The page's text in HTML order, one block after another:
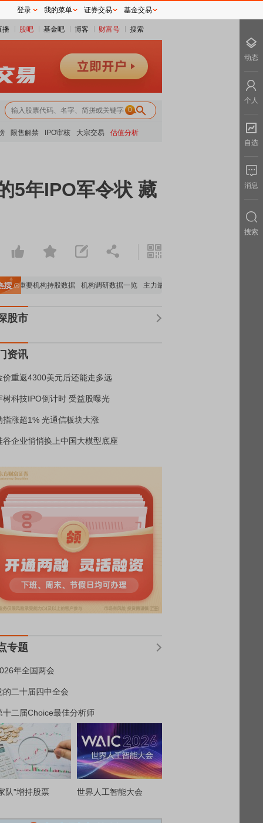
播 股吧 基金吧 博客 财富号 搜索
0
限售解禁 IPO审核 大宗交易 估值分析
5年IPO军令状 藏
重要机构持股数据 机构调研数据一览 主力最新动向
股市
资讯
价重返4300美元后还能走多远
树科技IPO倒计时 受益股曝光
指涨超1% 光通信板块大涨
谷企业悄悄换上中国大模型底座
专题
年全国两会
的二十届四中全会
十二届Choice最佳分析师
队”增持股票 世界人工智能大会
登录 我的菜单 证券交易 基金交易
动态
个人
自选
消息
搜索